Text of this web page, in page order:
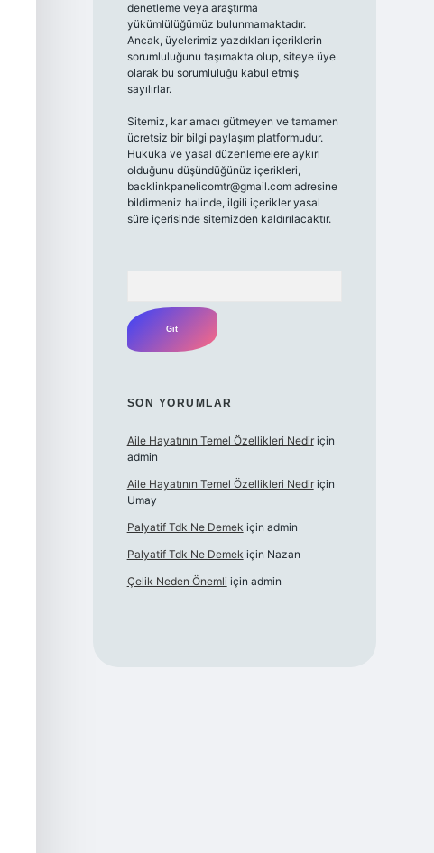
denetleme veya araştırma
yükümlülüğümüz bulunmamaktadır.
Ancak, üyelerimiz yazdıkları içeriklerin
sorumluluğunu taşımakta olup, siteye üye
olarak bu sorumluluğu kabul etmiş
sayılırlar.
Sitemiz, kar amacı gütmeyen ve tamamen
ücretsiz bir bilgi paylaşım platformudur.
Hukuka ve yasal düzenlemelere aykırı
olduğunu düşündüğünüz içerikleri,
backlinkpanelicomtr@gmail.comadresine
bildirmeniz halinde, ilgili içerikler yasal
süre içerisinde sitemizden kaldırılacaktır.
SON YORUMLAR
Aile Hayatının Temel Özellikleri Nediriçin
admin
Aile Hayatının Temel Özellikleri Nediriçin
Umay
Palyatif Tdk Ne Demek için admin
Palyatif Tdk Ne Demek için Nazan
Çelik Neden Önemli için admin